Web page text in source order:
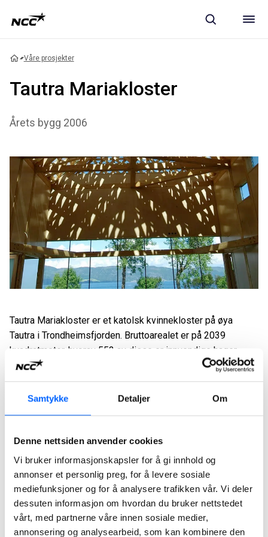
Samtykke Detaljer Om
Denne nettsiden anvender cookies
Vi bruker informasjonskapsler for å gi innhold og
annonser et personlig preg, for å levere sosiale
mediefunksjoner og for å analysere trafikken vår. Vi deler
dessuten informasjon om hvordan du bruker nettstedet
vårt, med partnerne våre innen sosiale medier,
annonsering og analysearbeid, som kan kombinere den
Våre prosjekter
Tautra Mariakloster
Årets bygg 2006
Tautra Mariakloster er et katolsk kvinnekloster på øya
Tautra i Trondheimsfjorden. Bruttoarealet er på 2039
kvadratmeter, hvorav 552 av disse er innvendige hager.
Byggets konstruksjon er i limtre og har en utvendig
bekledning av Otta-skifer.
Tautra Mariakloster ble kåret til Årets Bygg 2006 i bygg- og
anleggsbransjen. I uttalelsen fra juryen heter det blant
annet:"Det har en klar miljøprofil og har en spennende
materialer. Oppdragsgiveren har vært krevende og spesiell
– men er i ettertid svært fornøyd. Entreprenøren får det
beste skussmål fra oppdragsgiveren."